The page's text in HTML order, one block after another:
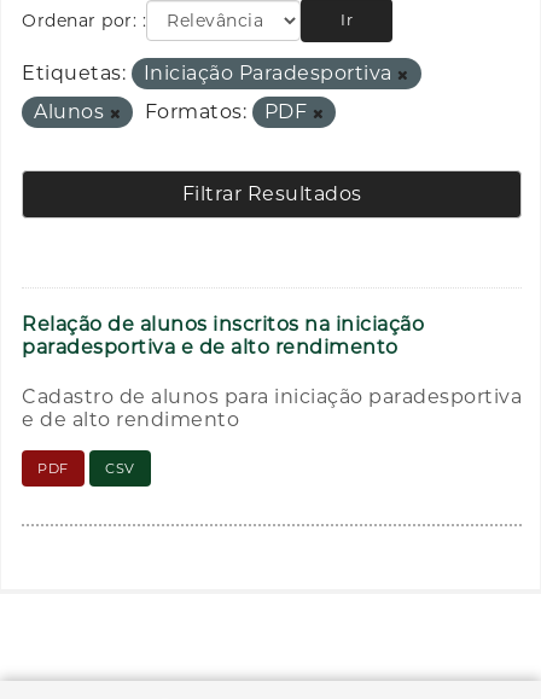
Ordenar por: Ir
Etiquetas:
Iniciação Paradesportiva
Alunos
Formatos: PDF
Filtrar Resultados
Relação de alunos inscritos na iniciação
paradesportiva e de alto rendimento
Cadastro de alunos para iniciação paradesportiva
e de alto rendimento
PDF CSV